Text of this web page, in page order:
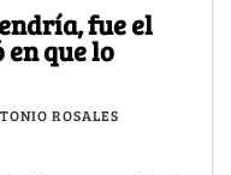
fue el
que lo
ROSALES